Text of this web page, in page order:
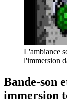
L'ambiance
l'immersion
Bande-son
immersion